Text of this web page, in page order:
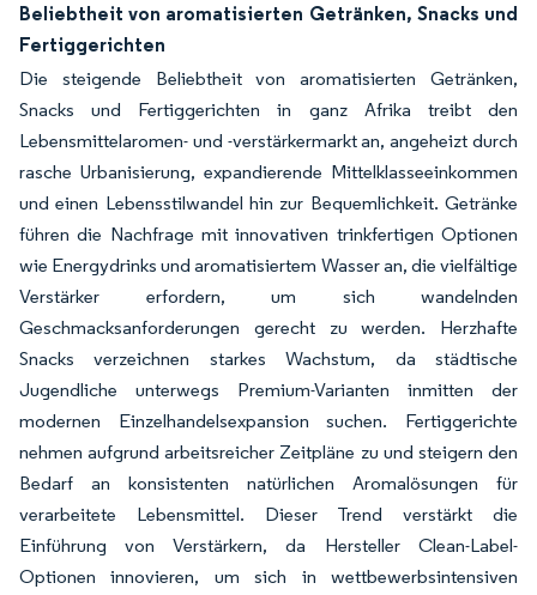
Beliebtheit von aromatisierten Getränken, Snacks und
Fertiggerichten
Die steigende Beliebtheit von aromatisierten Getränken,
Snacks und Fertiggerichten in ganz Afrika treibt den
Lebensmittelaromen- und -verstärkermarkt an, angeheizt durch
rasche Urbanisierung, expandierende Mittelklasseeinkommen
und einen Lebensstilwandel hin zur Bequemlichkeit. Getränke
führen die Nachfrage mit innovativen trinkfertigen Optionen
wie Energydrinks und aromatisiertem Wasser an, die vielfältige
Verstärker erfordern, um sich wandelnden
Geschmacksanforderungen gerecht zu werden. Herzhafte
Snacks verzeichnen starkes Wachstum, da städtische
Jugendliche unterwegs Premium-Varianten inmitten der
modernen Einzelhandelsexpansion suchen. Fertiggerichte
nehmen aufgrund arbeitsreicher Zeitpläne zu und steigern den
Bedarf an konsistenten natürlichen Aromalösungen für
verarbeitete Lebensmittel. Dieser Trend verstärkt die
Einführung von Verstärkern, da Hersteller Clean-Label-
Optionen innovieren, um sich in wettbewerbsintensiven